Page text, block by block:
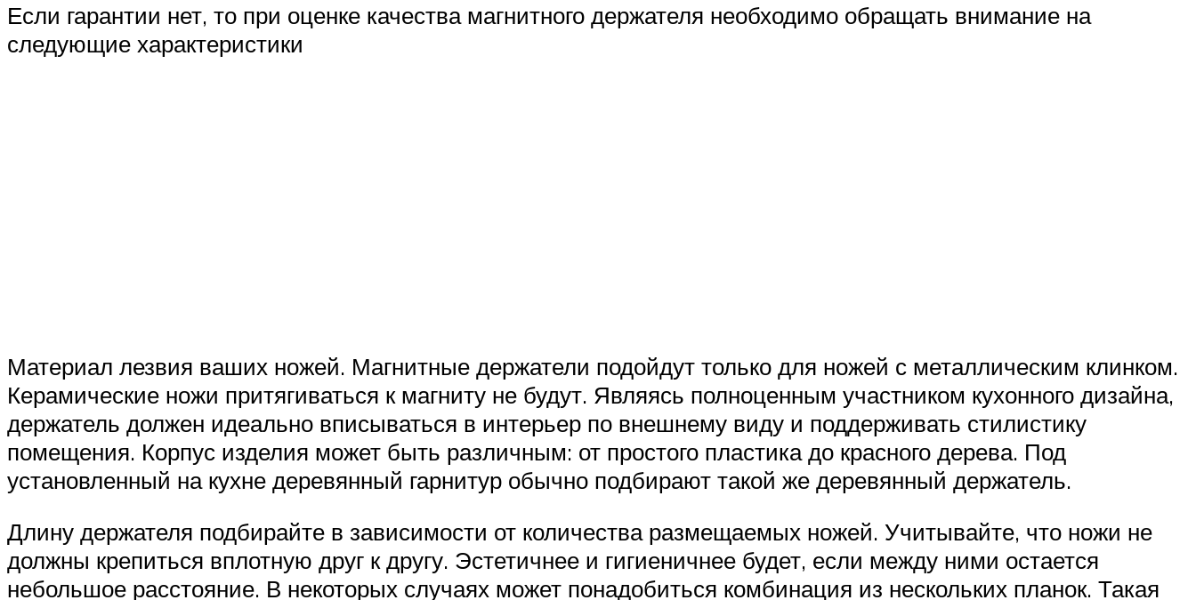
Если гарантии нет, то при оценке качества магнитного держателя необходимо обращать внимание на
следующие характеристики
Материал лезвия ваших ножей. Магнитные держатели подойдут только для ножей с металлическим клинком.
Керамические ножи притягиваться к магниту не будут. Являясь полноценным участником кухонного дизайна,
держатель должен идеально вписываться в интерьер по внешнему виду и поддерживать стилистику
помещения. Корпус изделия может быть различным: от простого пластика до красного дерева. Под
установленный на кухне деревянный гарнитур обычно подбирают такой же деревянный держатель.
Длину держателя подбирайте в зависимости от количества размещаемых ножей. Учитывайте, что ножи не
должны крепиться вплотную друг к другу. Эстетичнее и гигиеничнее будет, если между ними остается
небольшое расстояние. В некоторых случаях может понадобиться комбинация из нескольких планок. Такая